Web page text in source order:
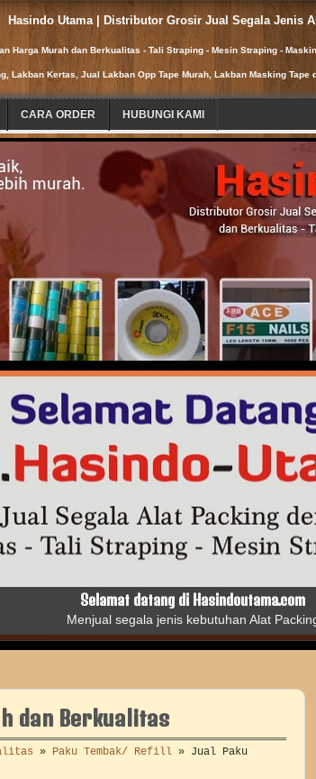
Hasindo Utama | Distributor Grosir Jual Segala Jenis
Murah dan Berkualitas - Tali Straping - Mesin Straping -
Lakban Kertas, Jual Lakban Opp Tape Murah, Lakban Masking
CARA ORDER HUBUNGI KAMI
dengan Harga Murah dan Berkualitas - Tali
Refill - Screw dan Bolt Besi Stainless - Sekrup dan
Batu Gerinda Kinik
yang Berfungsi untuk Finishing, Pemotongan,
dan Berkualitas
» Paku Tembak/ Refill » Jual Paku